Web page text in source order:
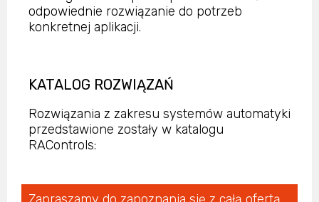
odpowiednie rozwiązanie do potrzeb
konkretnej aplikacji.
KATALOG ROZWIĄZAŃ
Rozwiązania z zakresu systemów automatyki
przedstawione zostały w katalogu
RAControls: